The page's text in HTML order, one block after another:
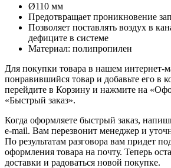
Ø110 мм
Предотвращает проникновение
Позволяет поставлять воздух в
дефиците в системе
Материал: полипропилен
Для покупки товара в нашем интернет-
понравившийся товар и добавьте его в
перейдите в Корзину и нажмите на
«Быстрый заказ».
Когда оформляете быстрый заказ,
e-mail. Вам перезвонит менеджер и
По результатам разговора вам придет
оформления товара на почту. Теперь
доставки и радоваться новой покупке.